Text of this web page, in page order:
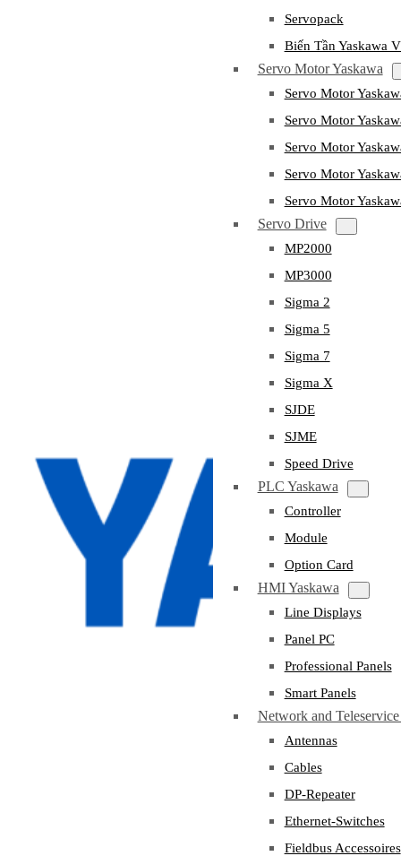
Servopack
Biến Tần Yaskawa
Servo Motor Yaskawa
Servo Motor
Servo Motor
Servo Motor
Servo Motor
Servo Motor
Servo Drive
MP2000
MP3000
Sigma 2
Sigma 5
Sigma 7
Sigma X
SJDE
SJME
Speed Drive
PLC Yaskawa
Controller
Module
Option Card
HMI Yaskawa
Line Displays
Panel PC
Professional Panels
Smart Panels
Network and
Antennas
Cables
DP-Repeater
Ethernet-Switches
Fieldbus Accessoires